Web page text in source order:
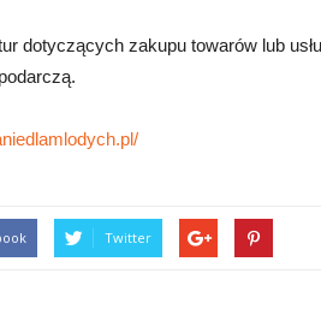
dotyczących zakupu towarów lub
Twitter